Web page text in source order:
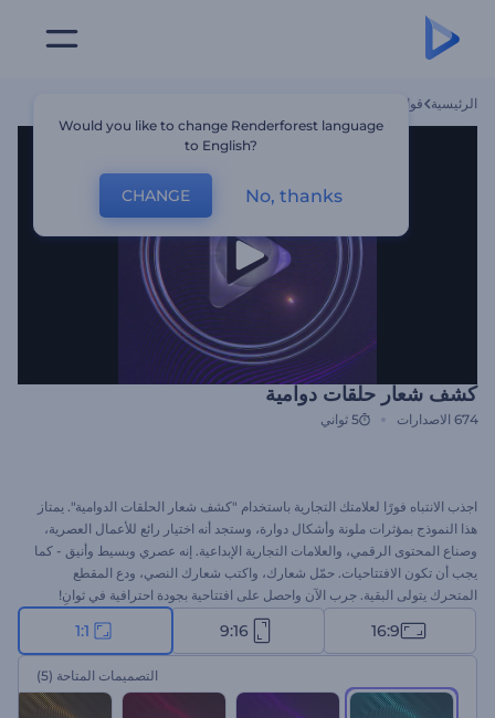
الرئيسية قوالب
كشف شعار حلقات دوامية
674 الاصدارات 5 ثواني
اجذب الانتباه فورًا لعلامتك التجارية باستخدام "كشف شعار الحلقات الدوامية". يمتاز
هذا النموذج بمؤثرات ملونة وأشكال دوارة، وستجد أنه اختيار رائع للأعمال العصرية،
وصناع المحتوى الرقمي، والعلامات التجارية الإبداعية. إنه عصري وبسيط وأنيق - كما
يجب أن تكون الافتتاحيات. حمّل شعارك، واكتب شعارك النصي، ودع المقطع
المتحرك يتولى البقية. جرب الآن واحصل على افتتاحية بجودة احترافية في ثوانِ!
16:9
9:16
1:1
التصميمات المتاحة (5)
Would you like to change Renderforest language
to English?
CHANGE No, thanks